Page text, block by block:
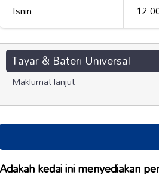
Isnin
Tayar & Bateri Universal
Maklumat lanjut
Adakah kedai ini menyediakan